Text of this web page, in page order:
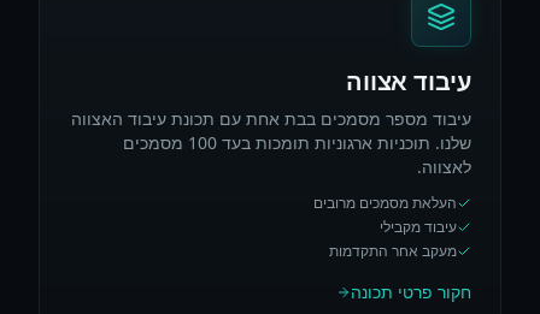
עיבוד אצווה
עיבוד מספר מסמכים בבת אחת עם תכונת עיבוד האצווה
שלנו. תוכניות ארגוניות תומכות בעד 100 מסמכים
לאצווה.
העלאת מסמכים מרובים
עיבוד מקבילי
מעקב אחר התקדמות
חקור פרטי תכונה